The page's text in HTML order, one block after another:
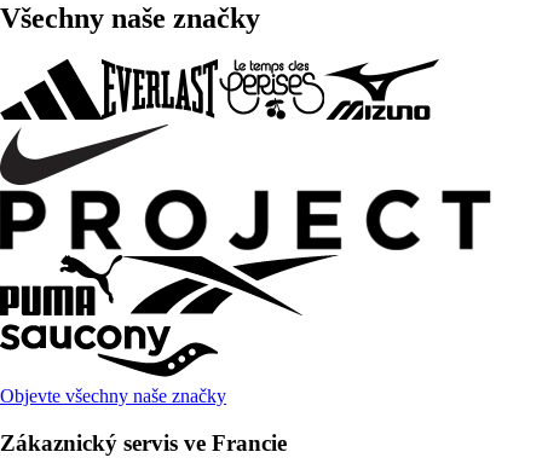
Všechny naše značky
Objevte všechny naše značky
Zákaznický servis ve Francie